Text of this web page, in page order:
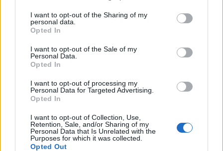
not limited to your visit or usage behaviour. You may click to
grant or deny consent to Google and its third-party tags to
use your data for below specified purposes in below Google
consent section.
I want to opt-out of the Sharing of my
personal data.
Opted In
I want to opt-out of the Sale of my
Personal Data.
Opted In
I want to opt-out of processing my
Personal Data for Targeted Advertising.
Opted In
I want to opt-out of Collection, Use,
Retention, Sale, and/or Sharing of my
Personal Data that Is Unrelated with the
Purposes for which it was collected.
Opted Out
«Euroferry Olympia»: «Παγώνουν» οι έρευνες για
τους αγνοούμενους - Καταγγελίες για τις
συνθήκες στο πλοίο
19.02.2022 23:49
Αλεξανδρόπουλος